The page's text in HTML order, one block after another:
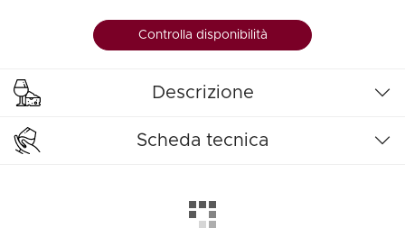
Controlla disponibilità
Descrizione
Scheda tecnica